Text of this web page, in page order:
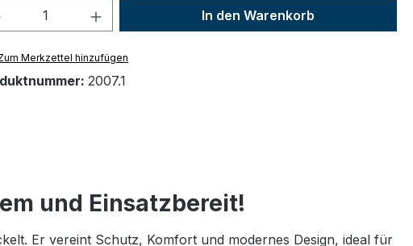
Anzahl: Gib den gewünschten Wert
In den Warenkorb
Merkzettel hinzufügen
2007.1
und Einsatzbereit!
Er vereint Schutz, Komfort und modernes Design, ideal für